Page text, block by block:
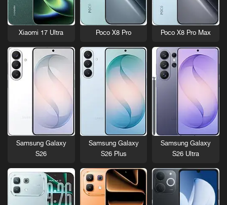
Poco X8 Pro Max
Poco X8 Pro
Xiaomi 17 Ultra
Samsung Galaxy
S26 Ultra
Samsung Galaxy
S26 Plus
Samsung Galaxy
S26